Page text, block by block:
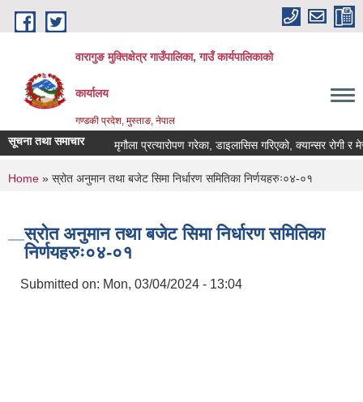
Skip to main content
वारागुङ मुक्तिक्षेत्र गाउँपालिका, गाउँ कार्यपालिकाको
कार्यालय
गण्डकी प्रदेश, मुस्ताङ, नेपाल
सूचना तथा समाचार मृगौला प्रत्यारोपण गरेका, डाइलासिस गरिएको, क्यान्सर रोगी र
You are here
Home » स्रोत अनुमान तथा बजेट सिमा निर्धारण समितिका निर्णयहरुः०४-०१
स्रोत अनुमान तथा बजेट सिमा निर्धारण समितिका
निर्णयहरुः०४-०१
Submitted on: Mon, 03/04/2024 - 13:04